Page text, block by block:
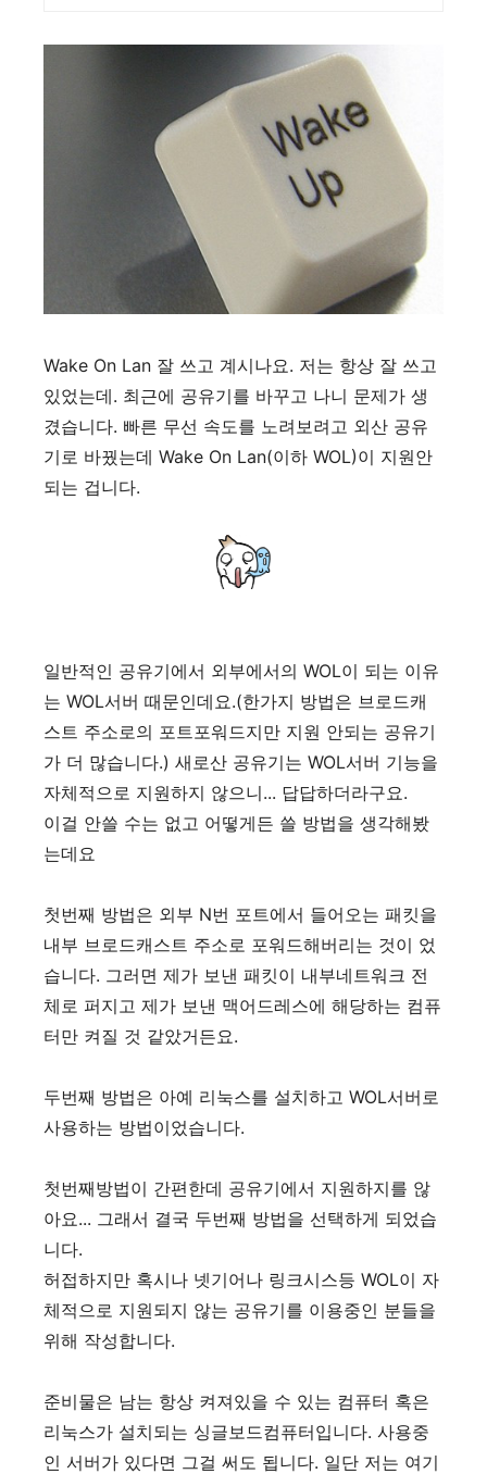
Wake On Lan 잘 쓰고 계시나요. 저는 항상 잘 쓰고
있었는데. 최근에 공유기를 바꾸고 나니 문제가 생
겼습니다. 빠른 무선 속도를 노려보려고 외산 공유
기로 바꿨는데 Wake On Lan(이하 WOL)이 지원안
되는 겁니다.
일반적인 공유기에서 외부에서의 WOL이 되는 이유
는 WOL서버 때문인데요.(한가지 방법은 브로드캐
스트 주소로의 포트포워드지만 지원 안되는 공유기
가 더 많습니다.) 새로산 공유기는 WOL서버 기능을
자체적으로 지원하지 않으니... 답답하더라구요.
이걸 안쓸 수는 없고 어떻게든 쓸 방법을 생각해봤
는데요
첫번째 방법은 외부 N번 포트에서 들어오는 패킷을
내부 브로드캐스트 주소로 포워드해버리는 것이 었
습니다. 그러면 제가 보낸 패킷이 내부네트워크 전
체로 퍼지고 제가 보낸 맥어드레스에 해당하는 컴퓨
터만 켜질 것 같았거든요.
두번째 방법은 아예 리눅스를 설치하고 WOL서버로
사용하는 방법이었습니다.
첫번째방법이 간편한데 공유기에서 지원하지를 않
아요... 그래서 결국 두번째 방법을 선택하게 되었습
니다.
허접하지만 혹시나 넷기어나 링크시스등 WOL이 자
체적으로 지원되지 않는 공유기를 이용중인 분들을
위해 작성합니다.
준비물은 남는 항상 켜져있을 수 있는 컴퓨터 혹은
리눅스가 설치되는 싱글보드컴퓨터입니다. 사용중
인 서버가 있다면 그걸 써도 됩니다. 일단 저는 여기